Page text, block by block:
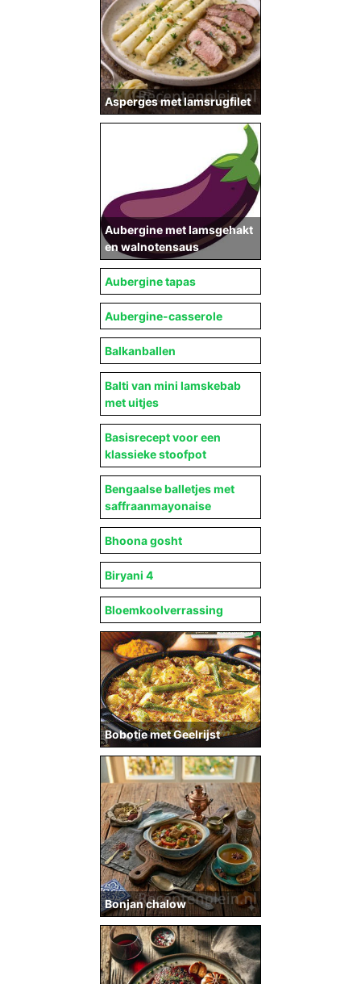
Asperges met lamsrugfilet
Aubergine met lamsgehakt
en walnotensaus
Aubergine tapas
Aubergine-casserole
Balkanballen
Balti van mini lamskebab
met uitjes
Basisrecept voor een
klassieke stoofpot
Bengaalse balletjes met
saffraanmayonaise
Bhoona gosht
Biryani 4
Bloemkoolverrassing
Bobotie met Geelrijst
Bonjan chalow